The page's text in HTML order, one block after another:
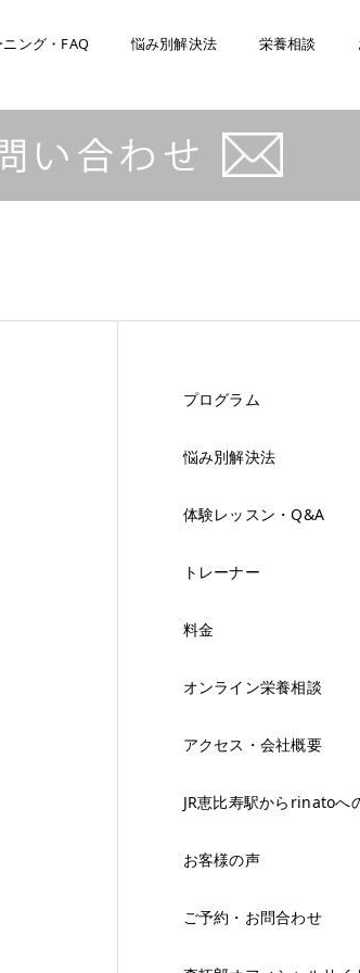
ング・FAQ 悩み別解決法 栄養相談
プログラム
悩み別解決法
体験レッスン・Q&A
トレーナー
料金
オンライン栄養相談
アクセス・会社概要
JR恵比寿駅からrinatoへ
お客様の声
ご予約・お問合わせ